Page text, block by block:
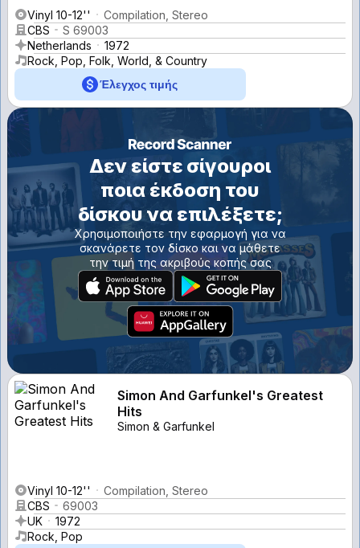
Vinyl 10-12''
Compilation, Stereo
CBS
S 69003
Netherlands
1972
Rock, Pop, Folk, World, & Country
Έλεγχος τιμής
Δεν είστε σίγουροι
ποια έκδοση του
δίσκου να επιλέξετε;
Χρησιμοποιήστε την εφαρμογή για να
σκανάρετε τον δίσκο και να μάθετε
την τιμή της ακριβούς κοπής σας
Simon And Garfunkel's Greatest
Hits
Simon & Garfunkel
Vinyl 10-12''
Compilation, Stereo
CBS
69003
UK
1972
Rock, Pop